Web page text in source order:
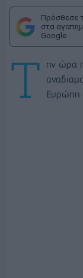
Πρόσθεσε
στα
Google
Τ
ην ώρα
Ευρώπη